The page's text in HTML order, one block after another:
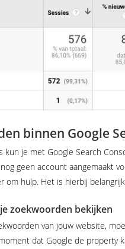
binnen Google
kun je met Google Search
geen account aangemaakt
om hulp. Het is hierbij
zoekwoorden bekijken
van jouw website,
dat Google de